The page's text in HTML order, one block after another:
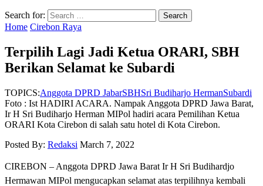
Search for:
Home Cirebon Raya
Terpilih Lagi Jadi Ketua ORARI, SBH
Berikan Selamat ke Subardi
TOPICS:Anggota DPRD JabarSBHSri Budiharjo HermanSubardi
Foto : Ist HADIRI ACARA. Nampak Anggota DPRD Jawa Barat,
Ir H Sri Budiharjo Herman MIPol hadiri acara Pemilihan Ketua
ORARI Kota Cirebon di salah satu hotel di Kota Cirebon.
Posted By: Redaksi March 7, 2022
CIREBON – Anggota DPRD Jawa Barat Ir H Sri Budihardjo
Hermawan MIPol mengucapkan selamat atas terpilihnya kembali